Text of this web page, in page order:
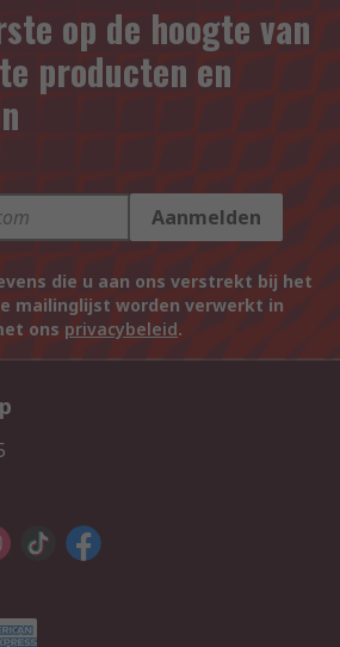
op de hoogte van
producten en
Aanmelden
die u aan ons verstrekt bij het
mailinglijst worden verwerkt in
ons privacybeleid.